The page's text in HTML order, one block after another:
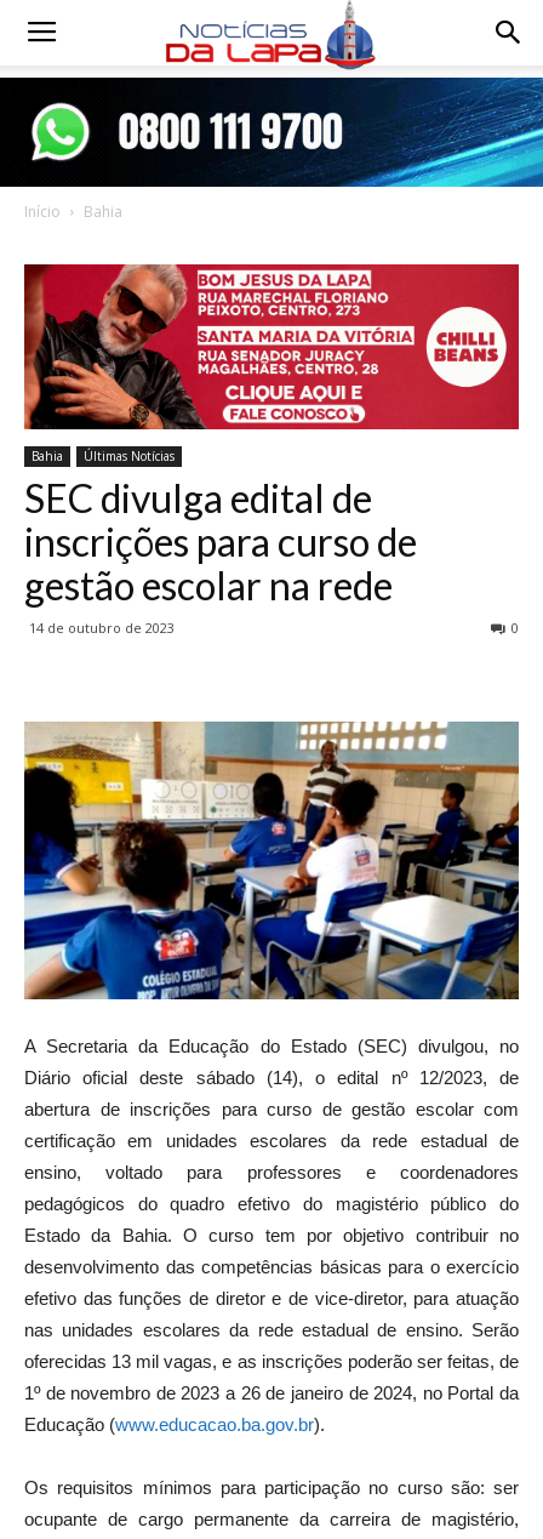
Notícias
Início Bahia
Bahia Últimas Notícias
SEC divulga edital de
inscrições para curso de
gestão escolar na rede
14 de outubro de 2023 0
A Secretaria da Educação do Estado (SEC) divulgou, no
Diário oficial deste sábado (14), o edital nº 12/2023, de
abertura de inscrições para curso de gestão escolar com
certificação em unidades escolares da rede estadual de
ensino, voltado para professores e coordenadores
pedagógicos do quadro efetivo do magistério público do
Estado da Bahia. O curso tem por objetivo contribuir no
desenvolvimento das competências básicas para o exercício
efetivo das funções de diretor e de vice-diretor, para atuação
nas unidades escolares da rede estadual de ensino. Serão
oferecidas 13 mil vagas, e as inscrições poderão ser feitas, de
1º de novembro de 2023 a 26 de janeiro de 2024, no Portal da
Educação (www.educacao.ba.gov.br).
Os requisitos mínimos para participação no curso são: ser
ocupante de cargo permanente da carreira de magistério,